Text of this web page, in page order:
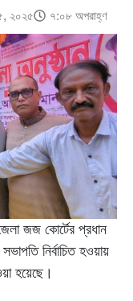
২০২৫ ৭:০৮ অপরাহ্ণ
জজ কোর্টের প্রধান
নির্বাচিত হওয়ায়
হয়েছে।